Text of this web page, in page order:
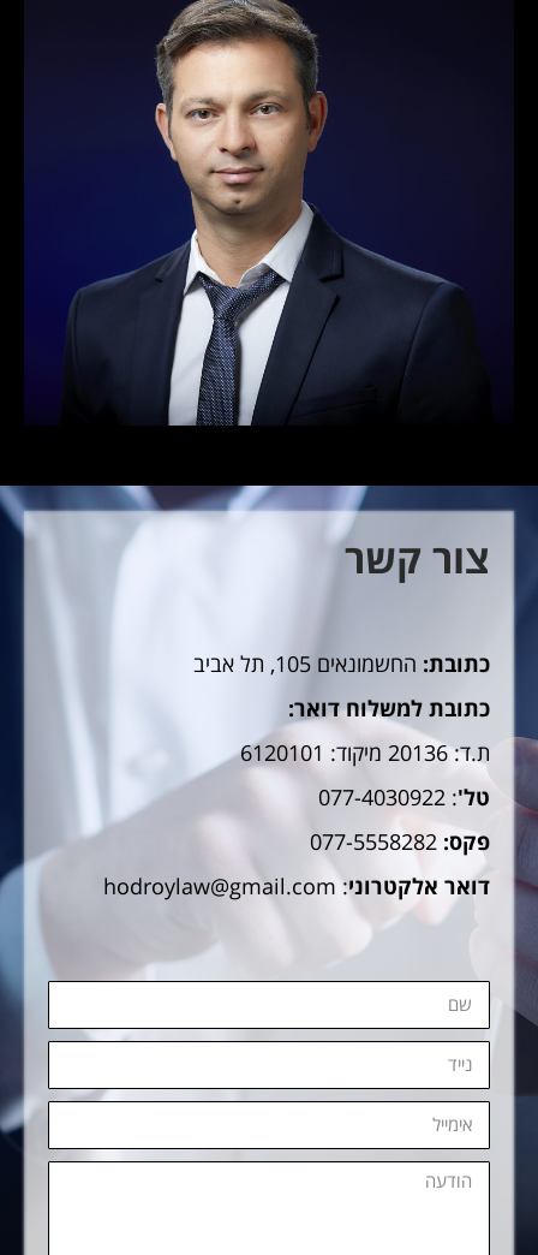
צור קשר
כתובת: החשמונאים 105, תל אביב
כתובת למשלוח דואר:
ת.ד: 20136 מיקוד: 6120101
טל': 077-4030922
פקס:
דואר אלקטרוני: hodroylaw@gmail.com